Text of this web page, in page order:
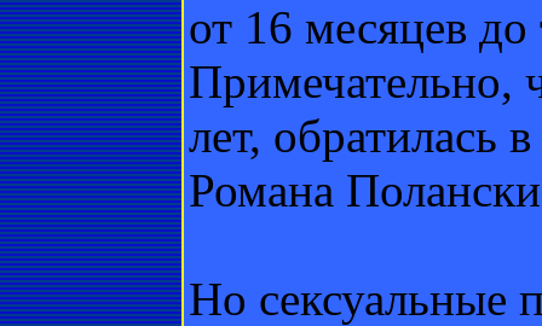
от 16 месяцев
Примечательно,
лет, обратилась
Романа
Но сексуальные